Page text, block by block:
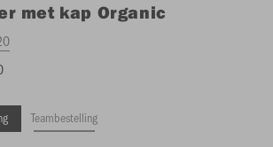
met kap Organic
Teambestelling